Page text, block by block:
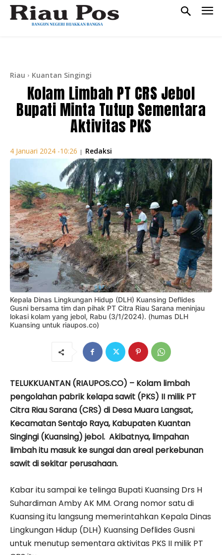
Riau Kuantan Singingi
Kolam Limbah PT CRS Jebol
Bupati Minta Tutup Sementara
Aktivitas PKS
4 Januari 2024 -10:26 | Redaksi
Kepala Dinas Lingkungan Hidup (DLH) Kuansing Deflides
Gusni bersama tim dan pihak PT Citra Riau Sarana meninjau
lokasi kolam yang jebol, Rabu (3/1/2024). (humas DLH
Kuansing untuk riaupos.co)
TELUKKUANTAN (RIAUPOS.CO) – Kolam limbah
pengolahan pabrik kelapa sawit (PKS) II milik PT
Citra Riau Sarana (CRS) di Desa Muara Langsat,
Kecamatan Sentajo Raya, Kabupaten Kuantan
Singingi (Kuansing) jebol. Akibatnya, limpahan
limbah itu masuk ke sungai dan areal perkebunan
sawit di sekitar perusahaan.
Kabar itu sampai ke telinga Bupati Kuansing Drs H
Suhardiman Amby AK MM. Orang nomor satu di
Kuansing itu langsung memerintahkan Kepala Dinas
Lingkungan Hidup (DLH) Kuansing Deflides Gusni
untuk menutup sementara aktivitas PKS II milik PT